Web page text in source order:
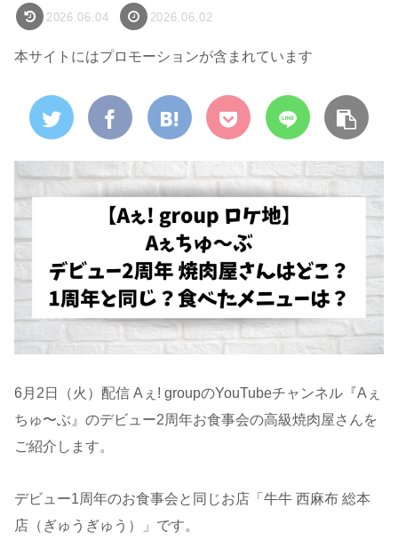
2026.06.04 2026.06.02
本サイトにはプロモーションが含まれています
6月2日（火）配信 Aぇ! groupのYouTubeチャンネル『Aぇ
ちゅ〜ぶ』のデビュー2周年お食事会の高級焼肉屋さんを
ご紹介します。
デビュー1周年のお食事会と同じお店「牛牛 西麻布 総本
店（ぎゅうぎゅう）」です。